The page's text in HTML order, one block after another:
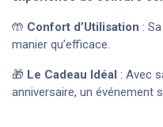
🤲 Confort d’Utilisation :
manier qu’efficace.
🎁 Le Cadeau Idéal : Avec
anniversaire, un événement